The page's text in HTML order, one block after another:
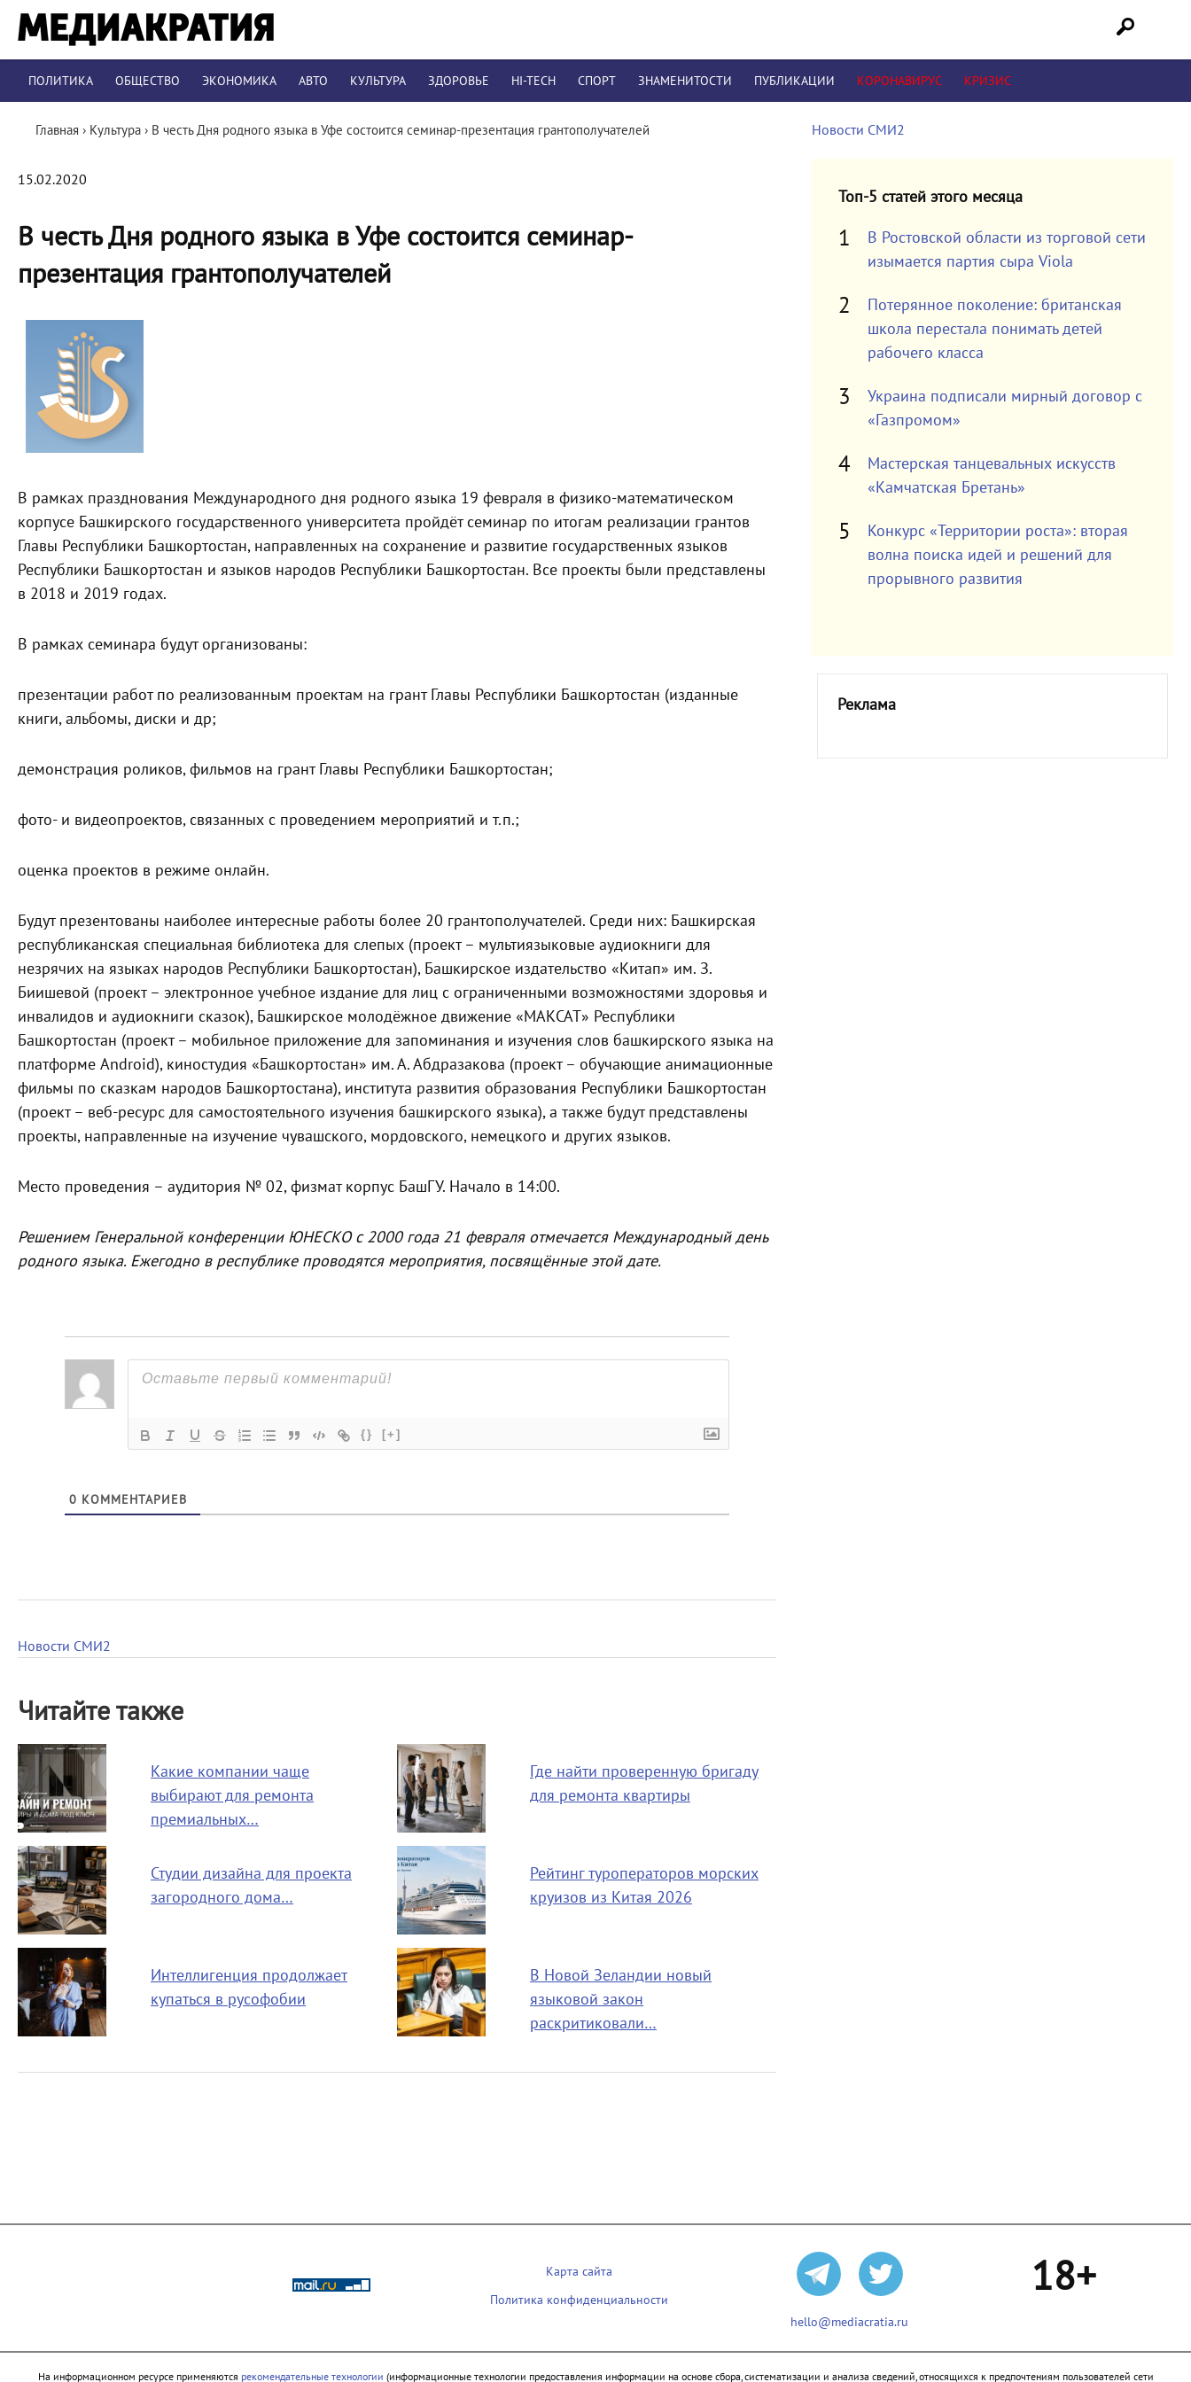
ПОЛИТИКА ОБЩЕСТВО ЭКОНОМИКА АВТО КУЛЬТУРА ЗДОРОВЬЕ HI-TECH СПОРТ ЗНАМЕНИТОСТИ ПУБЛИКАЦИИ КОРОНАВИРУС КРИЗИС
Главная › Культура › В честь Дня родного языка в Уфе состоится семинар-презентация грантополучателей
15.02.2020
В честь Дня родного языка в Уфе состоится семинар-
презентация грантополучателей
В рамках празднования Международного дня родного языка 19 февраля в физико-математическом
корпусе Башкирского государственного университета пройдёт семинар по итогам реализации грантов
Главы Республики Башкортостан, направленных на сохранение и развитие государственных языков
Республики Башкортостан и языков народов Республики Башкортостан. Все проекты были представлены
в 2018 и 2019 годах.
В рамках семинара будут организованы:
презентации работ по реализованным проектам на грант Главы Республики Башкортостан (изданные
книги, альбомы, диски и др;
демонстрация роликов, фильмов на грант Главы Республики Башкортостан;
фото- и видеопроектов, связанных с проведением мероприятий и т.п.;
оценка проектов в режиме онлайн.
Будут презентованы наиболее интересные работы более 20 грантополучателей. Среди них: Башкирская
республиканская специальная библиотека для слепых (проект – мультиязыковые аудиокниги для
незрячих на языках народов Республики Башкортостан), Башкирское издательство «Китап» им. З.
Биишевой (проект – электронное учебное издание для лиц с ограниченными возможностями здоровья и
инвалидов и аудиокниги сказок), Башкирское молодёжное движение «МАКСАТ» Республики
Башкортостан (проект – мобильное приложение для запоминания и изучения слов башкирского языка на
платформе Android), киностудия «Башкортостан» им. А. Абдразакова (проект – обучающие анимационные
фильмы по сказкам народов Башкортостана), института развития образования Республики Башкортостан
(проект – веб-ресурс для самостоятельного изучения башкирского языка), а также будут представлены
проекты, направленные на изучение чувашского, мордовского, немецкого и других языков.
Место проведения – аудитория № 02, физмат корпус БашГУ. Начало в 14:00.
Решением Генеральной конференции ЮНЕСКО с 2000 года 21 февраля отмечается Международный день
родного языка. Ежегодно в республике проводятся мероприятия, посвящённые этой дате.
{} [+]
0 КОММЕНТАРИЕВ
Новости СМИ2
Читайте также
Какие компании чаще
выбирают для ремонта
премиальных…
Где найти проверенную бригаду
для ремонта квартиры
Студии дизайна для проекта
загородного дома…
Рейтинг туроператоров морских
круизов из Китая 2026
Интеллигенция продолжает
купаться в русофобии
В Новой Зеландии новый
языковой закон
раскритиковали…
Новости СМИ2
Топ-5 статей этого месяца
В Ростовской области из торговой сети
изымается партия сыра Viola
Потерянное поколение: британская
школа перестала понимать детей
рабочего класса
Украина подписали мирный договор с
«Газпромом»
Мастерская танцевальных искусств
«Камчатская Бретань»
Конкурс «Территории роста»: вторая
волна поиска идей и решений для
прорывного развития
Реклама
Карта сайта
Политика конфиденциальности
hello@mediacratia.ru
18+
На информационном ресурсе применяются рекомендательные технологии (информационные технологии предоставления информации на основе сбора, систематизации и анализа сведений, относящихся к предпочтениям пользователей сети